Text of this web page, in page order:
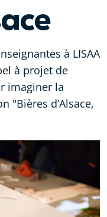
à LISAA
à projet de
imaginer la
"Bières d’Alsace,